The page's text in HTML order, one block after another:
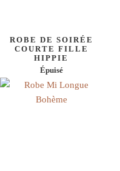
ROBE DE SOIRÉE
COURTE FILLE
HIPPIE
Épuisé